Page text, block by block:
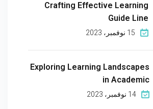
Crafting Effective Learning
Guide Line
15 نوفمبر، 2023
Exploring Learning Landscapes
in Academic
14 نوفمبر، 2023